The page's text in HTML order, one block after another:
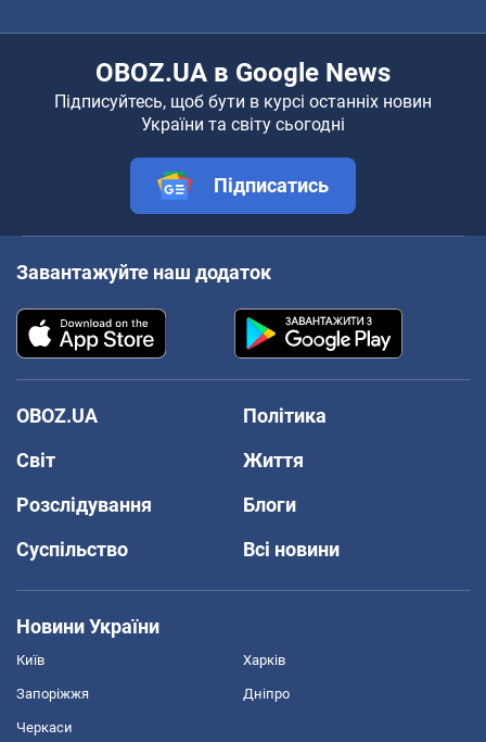
OBOZ.UA в Google News
Підписуйтесь, щоб бути в курсі останніх новин
України та світу сьогодні
Підписатись
Завантажуйте наш додаток
OBOZ.UA
Політика
Світ
Життя
Розслідування
Блоги
Суспільство
Всі новини
Новини України
Київ Харків
Запоріжжя Дніпро
Черкаси